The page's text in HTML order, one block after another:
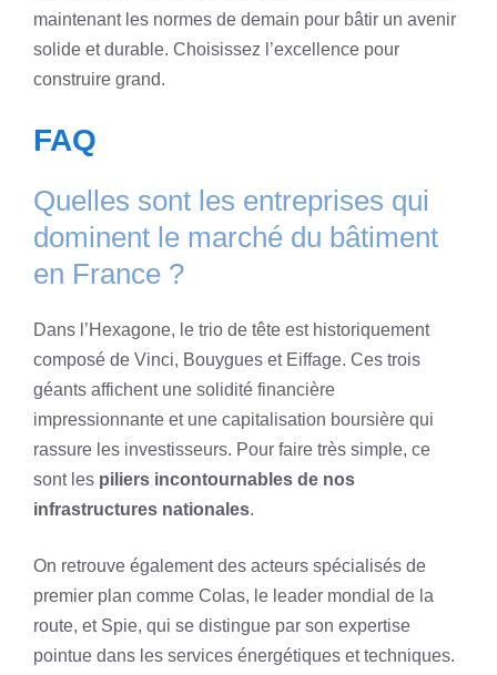
maintenant les normes de demain pour bâtir un avenir
solide et durable. Choisissez l’excellence pour
construire grand.
FAQ
Quelles sont les entreprises qui
dominent le marché du bâtiment
en France ?
Dans l’Hexagone, le trio de tête est historiquement
composé de Vinci, Bouygues et Eiffage. Ces trois
géants affichent une solidité financière
impressionnante et une capitalisation boursière qui
rassure les investisseurs. Pour faire très simple, ce
sont les piliers incontournables de nos
infrastructures nationales.
On retrouve également des acteurs spécialisés de
premier plan comme Colas, le leader mondial de la
route, et Spie, qui se distingue par son expertise
pointue dans les services énergétiques et techniques.